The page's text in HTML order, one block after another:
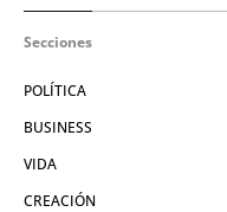
Secciones
POLÍTICA
BUSINESS
VIDA
CREACIÓN